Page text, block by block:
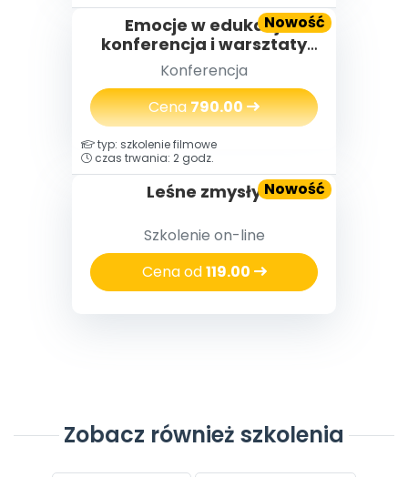
Nowość
Emocje w edukacji
konferencja i warsztaty
(2 dni) 18-19.11.2026
Konferencja
Cena790.00
Nowość
typ: szkolenie filmowe
czas trwania: 2 godz.
Leśne zmysły
Szkolenie on-line
Cena od119.00
Zobacz również szkolenia